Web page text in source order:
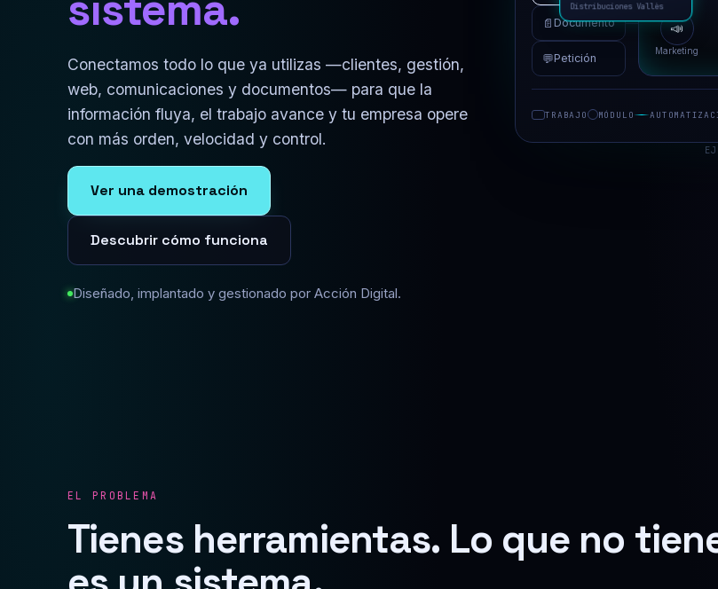
Conectamos todo lo que ya utilizas —clientes, gestión,
web, comunicaciones y documentos— para que la
información fluya, el trabajo avance y tu empresa opere
con más orden, velocidad y control.
Ver una demostración
Descubrir cómo funciona
Diseñado, implantado y gestionado por Acción Digital.
📄 Documento
💬Petición
📣
Marketing
TRABAJO MÓDULO
EL PROBLEMA
Tienes herramientas. Lo que no